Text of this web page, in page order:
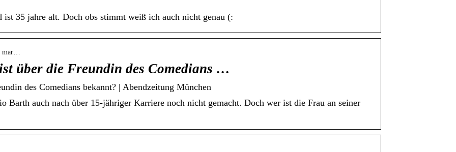
35 jahre alt. Doch obs stimmt weiß ich auch nicht genau (:
mar…
über die Freundin des Comedians …
des Comedians bekannt? | Abendzeitung München
Barth auch nach über 15-jähriger Karriere noch nicht gemacht. Doch wer ist die Frau an seiner